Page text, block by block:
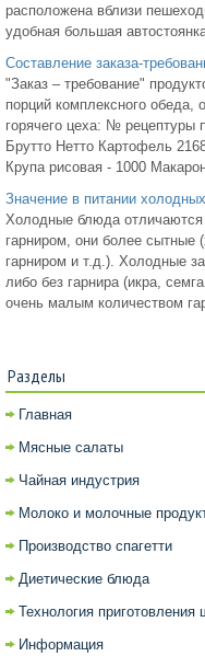
расположена вблизи
удобная большая
Составление заказа-
"Заказ – требование"
порций комплексного
горячего цеха: № рецептуры
Брутто Нетто Картофель
Крупа рисовая - 1000
Значение в питании
Холодные блюда отличаются
гарниром, они более сытные
гарниром и т.д.). Холодные
либо без гарнира (икра,
очень малым количеством
Разделы
Главная
Мясные салаты
Чайная индустрия
Молоко и молочные
Производство спагетти
Диетические блюда
Технология
Информация